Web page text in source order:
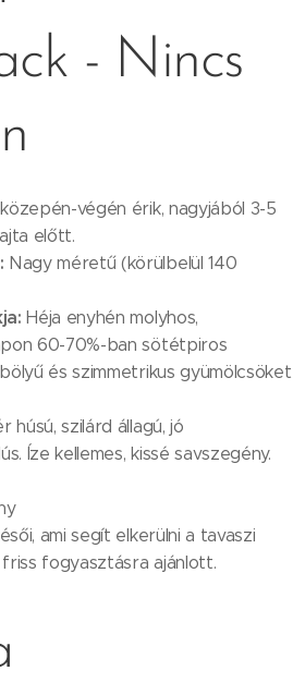
- Nincs
végén érik, nagyjából 3-5
előtt.
Nagy méretű (körülbelül 140
Héja enyhén molyhos,
60-70%-ban sötétpiros
és szimmetrikus gyümölcsöket
húsú, szilárd állagú, jó
Íze kellemes, kissé savszegény.
ami segít elkerülni a tavaszi
fogyasztásra ajánlott.